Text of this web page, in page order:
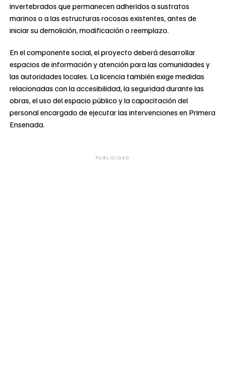
invertebrados que permanecen adheridos a sustratos
marinos o a las estructuras rocosas existentes, antes de
iniciar su demolición, modificación o reemplazo.
En el componente social, el proyecto deberá desarrollar
espacios de información y atención para las comunidades y
las autoridades locales. La licencia también exige medidas
relacionadas con la accesibilidad, la seguridad durante las
obras, el uso del espacio público y la capacitación del
personal encargado de ejecutar las intervenciones en Primera
Ensenada.
PUBLICIDAD